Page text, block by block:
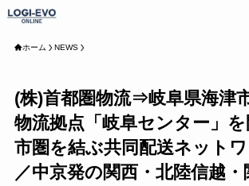
ホーム NEWS
(株)首都圏物流⇒岐阜県海津
物流拠点「岐阜センター」
市圏を結ぶ共同配送ネット
／中京発の関西・北陸信越